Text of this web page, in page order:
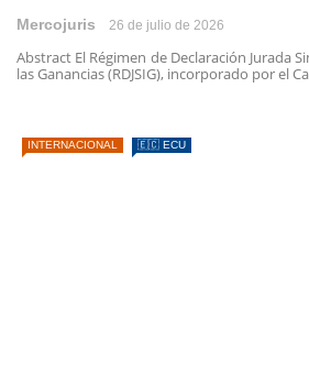
Mercojuris 26 de julio de 2026
Abstract El Régimen de Declaración Jurada
las Ganancias (RDJSIG), incorporado por el
INTERNACIONAL 🇪🇨 ECU